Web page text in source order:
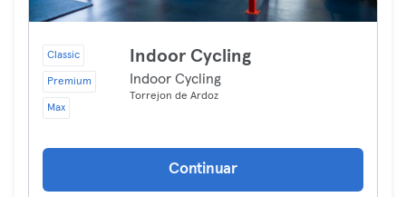
Classic
Premium
Max
Indoor Cycling
Indoor Cycling
Torrejon de Ardoz
Continuar